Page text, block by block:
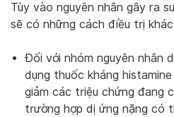
Tùy vào nguyên nhân gây ra
sẽ có những cách điều trị khác
Đối với nhóm nguyên nhân
dụng thuốc kháng
giảm các triệu chứng đang
trường hợp dị ứng nặng có